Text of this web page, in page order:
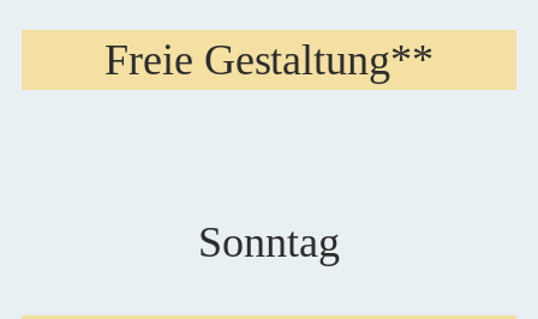
Freie Gestaltung**
Sonntag